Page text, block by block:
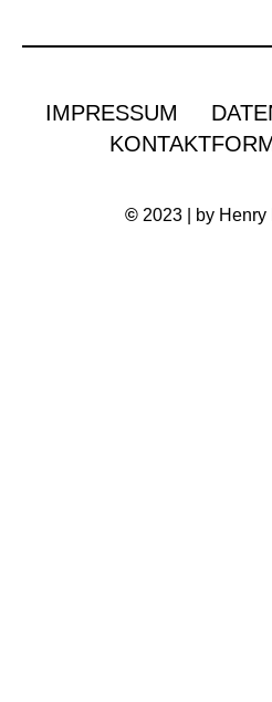
IMPRESSUM
© 2023 | by Henry